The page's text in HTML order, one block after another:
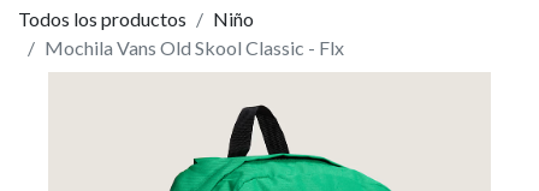
Todos los productos
Niño
Mochila Vans Old Skool Classic - Flx